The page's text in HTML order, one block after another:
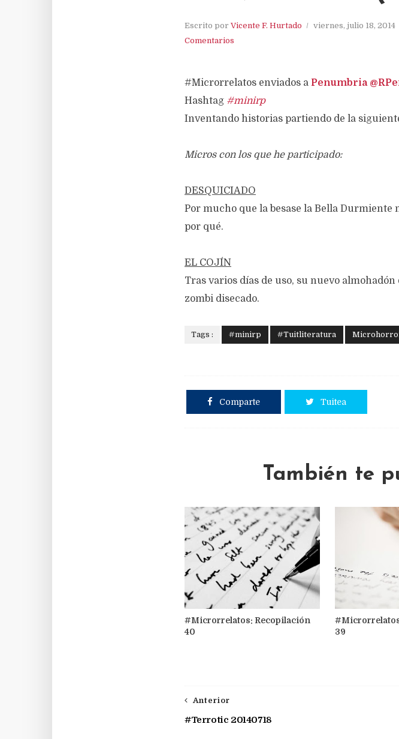
Escrito por Vicente F. Hurtado viernes, julio 18, 2014
Comentarios
#Microrrelatos enviados a Penumbria
Hashtag #minirp
Inventando historias partiendo de la
Micros con los que he participado:
DESQUICIADO
Por mucho que la besase la Bella
por qué.
EL COJÍN
Tras varios días de uso, su nuevo
zombi disecado.
Tags : #minirp #Tuitliteratura
Comparte Tuitea
También te
#Microrrelatos: Recopilación
40
39
Anterior
#Terrotic 20140718